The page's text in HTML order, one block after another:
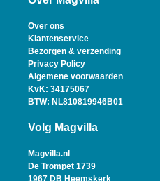
Over ons
Klantenservice
Bezorgen & verzending
Privacy Policy
Algemene voorwaarden
KvK: 34175067
BTW: NL810819946B01
Volg Magvilla
Magvilla.nl
De Trompet 1739
1967 DB Heemskerk